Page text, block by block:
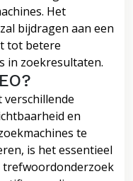
Het
bijdragen aan een
tot betere
in zoekresultaten.
verschillende
en
te
is het essentieel
trefwoordonderzoek